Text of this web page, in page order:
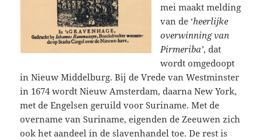
mei maakt melding
van de ‘heerlijke
overwinning van
Pirmeriba’, dat
wordt omgedoopt
in Nieuw Middelburg. Bij de Vrede van Westminster
in 1674 wordt Nieuw Amsterdam, daarna New York,
met de Engelsen geruild voor Suriname. Met de
overname van Suriname, eigenden de Zeeuwen zich
ook het aandeel in de slavenhandel toe. De rest is